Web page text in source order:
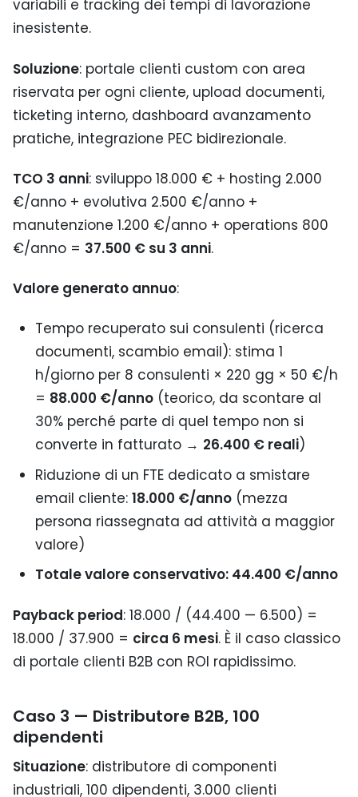
variabili e tracking dei tempi di lavorazione
inesistente.
Soluzione: portale clienti custom con area
riservata per ogni cliente, upload documenti,
ticketing interno, dashboard avanzamento
pratiche, integrazione PEC bidirezionale.
TCO 3 anni: sviluppo 18.000 € + hosting 2.000
€/anno + evolutiva 2.500 €/anno +
manutenzione 1.200 €/anno + operations 800
€/anno = 37.500 € su 3 anni.
Valore generato annuo:
Tempo recuperato sui consulenti (ricerca
documenti, scambio email): stima 1
h/giorno per 8 consulenti × 220 gg × 50 €/h
= 88.000 €/anno(teorico, da scontare al
30% perché parte di quel tempo non si
converte in fatturato → 26.400 € reali)
Riduzione di un FTE dedicato a smistare
email cliente: 18.000 €/anno(mezza
persona riassegnata ad attività a maggior
valore)
Totale valore conservativo: 44.400 €/anno
Payback period: 18.000 / (44.400 — 6.500) =
18.000 / 37.900 = circa 6 mesi. È il caso classico
di portale clienti B2B con ROI rapidissimo.
Caso 3 — Distributore B2B, 100
dipendenti
Situazione: distributore di componenti
industriali, 100 dipendenti, 3.000 clienti